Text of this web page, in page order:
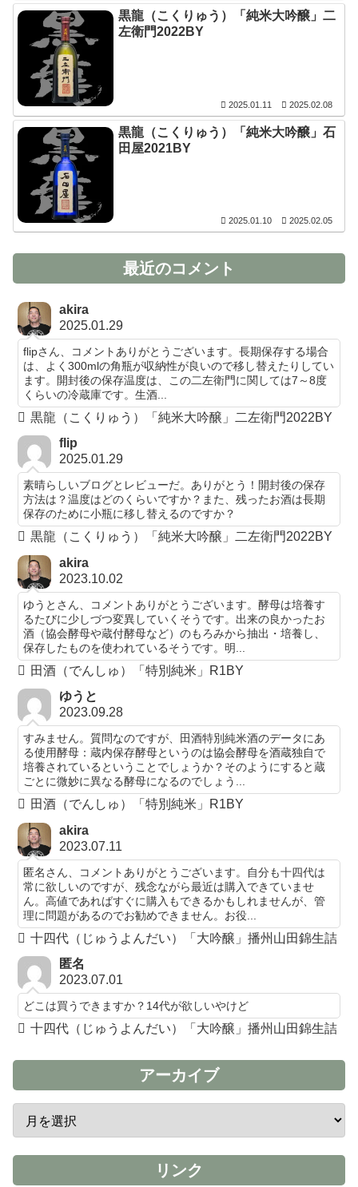
黒龍（こくりゅう）「純米大吟醸」二
左衛門2022BY
2025.01.11 2025.02.08
黒龍（こくりゅう）「純米大吟醸」石
田屋2021BY
2025.01.10 2025.02.05
最近のコメント
akira
2025.01.29
flipさん、コメントありがとうございます。長期保存する場合
は、よく300mlの角瓶が収納性が良いので移し替えたりしてい
ます。開封後の保存温度は、この二左衛門に関しては7～8度
くらいの冷蔵庫です。生酒...
黒龍（こくりゅう）「純米大吟醸」二左衛門2022BY
flip
2025.01.29
素晴らしいブログとレビューだ。ありがとう！開封後の保存
方法は？温度はどのくらいですか？また、残ったお酒は長期
保存のために小瓶に移し替えるのですか？
黒龍（こくりゅう）「純米大吟醸」二左衛門2022BY
akira
2023.10.02
ゆうとさん、コメントありがとうございます。酵母は培養す
るたびに少しづつ変異していくそうです。出来の良かったお
酒（協会酵母や蔵付酵母など）のもろみから抽出・培養し、
保存したものを使われているそうです。明...
田酒（でんしゅ）「特別純米」R1BY
ゆうと
2023.09.28
すみません。質問なのですが、田酒特別純米酒のデータにあ
る使用酵母：蔵内保存酵母というのは協会酵母を酒蔵独自で
培養されているということでしょうか？そのようにすると蔵
ごとに微妙に異なる酵母になるのでしょう...
田酒（でんしゅ）「特別純米」R1BY
akira
2023.07.11
匿名さん、コメントありがとうございます。自分も十四代は
常に欲しいのですが、残念ながら最近は購入できていませ
ん。高値であればすぐに購入もできるかもしれませんが、管
理に問題があるのでお勧めできません。お役...
十四代（じゅうよんだい）「大吟醸」播州山田錦生詰
匿名
2023.07.01
どこは買うできますか？14代が欲しいやけど
十四代（じゅうよんだい）「大吟醸」播州山田錦生詰
アーカイブ
リンク